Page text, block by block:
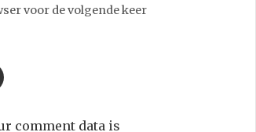
voor de volgende keer
comment data is